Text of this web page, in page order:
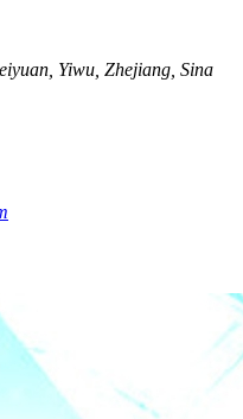
Yiwu, Zhejiang, Sina